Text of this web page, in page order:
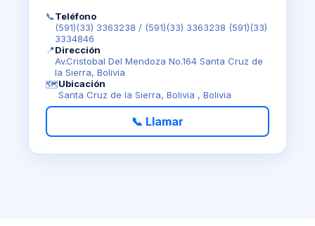
📞Teléfono
(591)(33) 3363238 / (591)(33) 3363238 (591)(33)
3334846
📍Dirección
Av.Cristobal Del Mendoza No.164 Santa Cruz de
la Sierra, Bolivia
🗺️Ubicación
Santa Cruz de la Sierra, Bolivia , Bolivia
📞 Llamar